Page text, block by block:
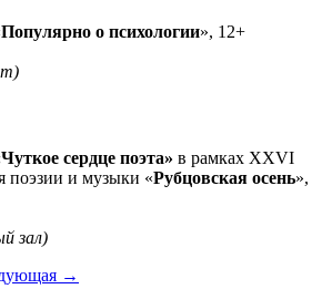
Популярно о психологии», 12+
сердце поэта» в рамках ХХVI
поэзии и музыки «Рубцовская осень»,
зал)
→